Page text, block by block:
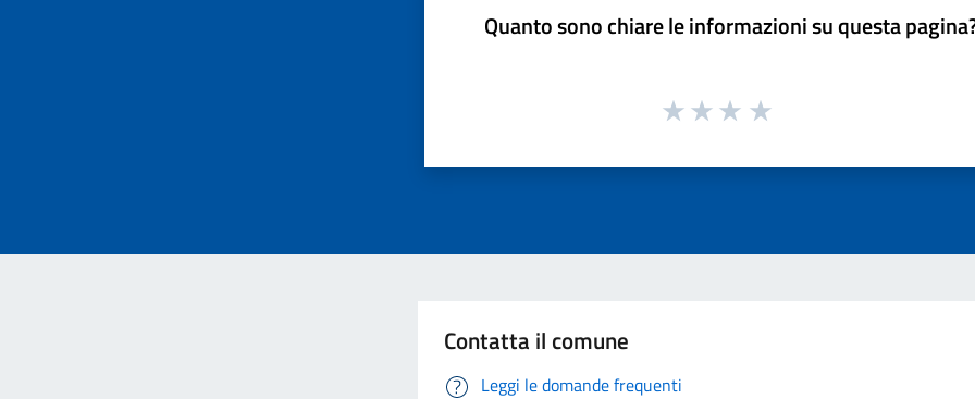
Quanto sono chiare le informazioni su questa
Contatta il comune
Leggi le domande frequenti